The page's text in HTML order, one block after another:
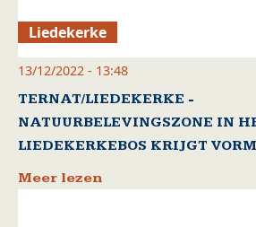
Liedekerke
13/12/2022 - 13:48
TERNAT/LIEDEKERKE -
NATUURBELEVINGSZONE IN
LIEDEKERKEBOS KRIJGT VORM
Meer lezen